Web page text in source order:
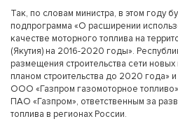
Так, по словам министра, в этом году
подпрограмма «О расширении
качестве моторного топлива на
(Якутия) на 2016-2020 годы».
размещения строительства сети
планом строительства до 2020 года»
ООО «Газпром газомоторное
ПАО «Газпром», ответственным за
топлива в регионах России.